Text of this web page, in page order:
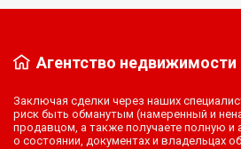
Агентство недвижимости
Заключая сделки через наших
риск быть обманутым (намеренный и
продавцом, а также получаете полную
о состоянии, документах и владельцах